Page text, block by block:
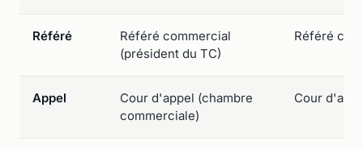
Référé
Référé commercial
(président du TC)
Référé
Appel
Cour d'appel (chambre
commerciale)
Cour